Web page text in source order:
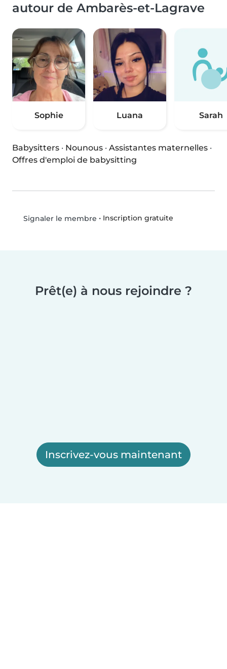
autour de Ambarès-et-Lagrave
Sophie Luana Sarah
Babysitters · Nounous · Assistantes maternelles ·
Offres d'emploi de babysitting
Signaler le membre • Inscription gratuite
Prêt(e) à nous rejoindre ?
Inscrivez-vous maintenant